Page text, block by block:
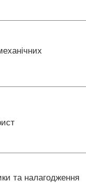
та налагодження